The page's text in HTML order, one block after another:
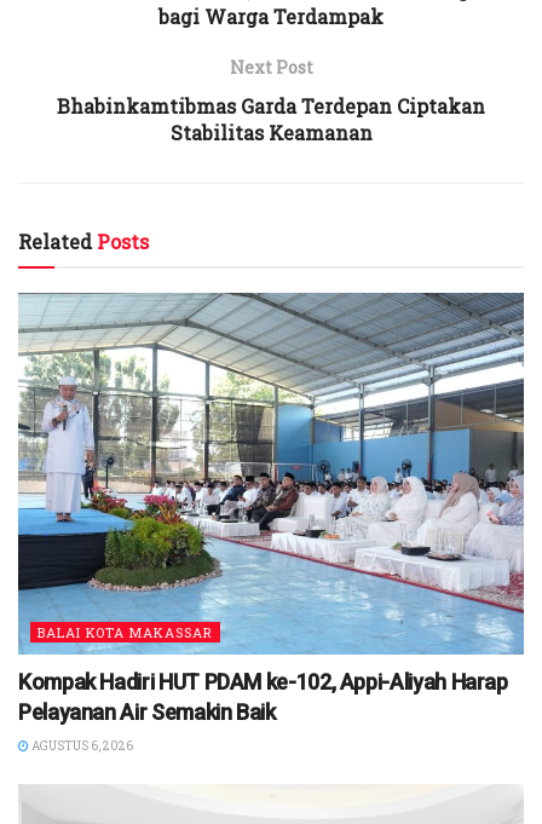
bagi Warga Terdampak
Next Post
Bhabinkamtibmas Garda Terdepan Ciptakan
Stabilitas Keamanan
RelatedPosts
BALAI KOTA MAKASSAR
Kompak Hadiri HUT PDAM ke-102, Appi-Aliyah Harap
Pelayanan Air Semakin Baik
AGUSTUS 6, 2026